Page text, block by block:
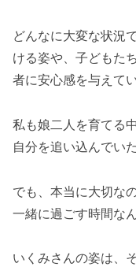
どんなに大変な状況
ける姿や、子どもた
者に安心感を与えてい
私も娘二人を育てる
自分を追い込んでい
でも、本当に大切な
一緒に過ごす時間な
いくみさんの姿は、